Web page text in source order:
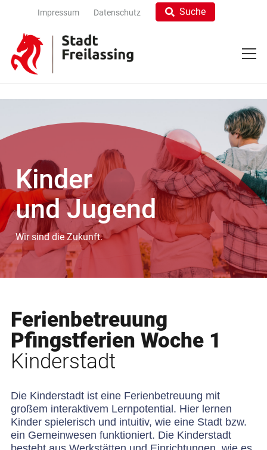
Impressum Datenschutz Suche
Kinder
und Jugend
Wir sind die Zukunft.
Ferienbetreuung
Pfingstferien Woche 1
Kinderstadt
Die Kinderstadt ist eine Ferienbetreuung mit
großem interaktivem Lernpotential. Hier lernen
Kinder spielerisch und intuitiv, wie eine Stadt bzw.
ein Gemeinwesen funktioniert. Die Kinderstadt